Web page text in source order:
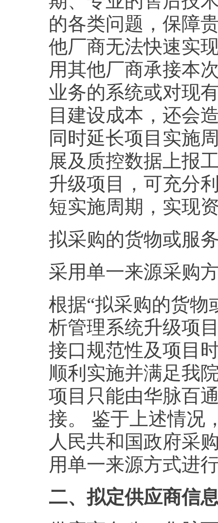
的各类问题，保障
他厂商无法快速实
用其他厂商承接本
业务的系统或对现
目建设成本，还会
同时延长项目实施
展及质控数据上报
升级项目，可充分
短实施周期，实现
拟采购的货物或服
采用单一来源采购
根据“拟采购的货物
析管理系统升级项
接口规范性及项目
顺利实施并满足我
项目只能由华脉百
接。 鉴于上述情况
人民共和国政府采
用单一来源方式进
二、拟定供应商信